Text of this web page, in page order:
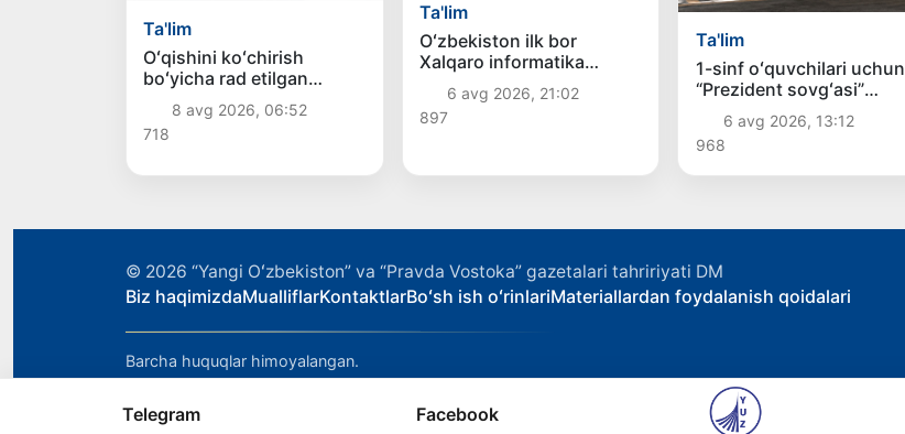
Ta'lim
Oʻqishini koʻchirish
boʻyicha rad etilgan
arizalarni 10 avgustga
qadar tahrirlash mumkin
8 avg 2026, 06:52
718
Ta'lim
Oʻzbekiston ilk bor
Xalqaro informatika
olimpiadasi — IOI 2026ga
mezbonlik qiladi
6 avg 2026, 21:02
897
Ta'lim
1-sinf oʻquvchilari uchun
“Prezident sovgʻasi”
hududlarga joʻnatildi
6 avg 2026, 13:12
968
© 2026 “Yangi Oʻzbekiston” va “Pravda Vostoka” gazetalari tahririyati DM
Biz haqimizdaMualliflarKontaktlarBoʻsh ish oʻrinlariMateriallardan foydalanish qoidalari
Barcha huquqlar himoyalangan.
Telegram Facebook